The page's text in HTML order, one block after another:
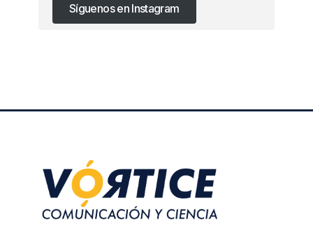
Síguenos en Instagram